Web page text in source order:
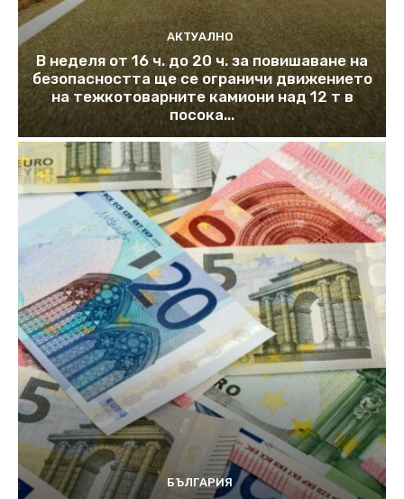
АКТУАЛНО
В неделя от 16 ч. до 20 ч. за повишаване на
безопасността ще се ограничи движението
на тежкотоварните камиони над 12 т в
посока...
БЪЛГАРИЯ